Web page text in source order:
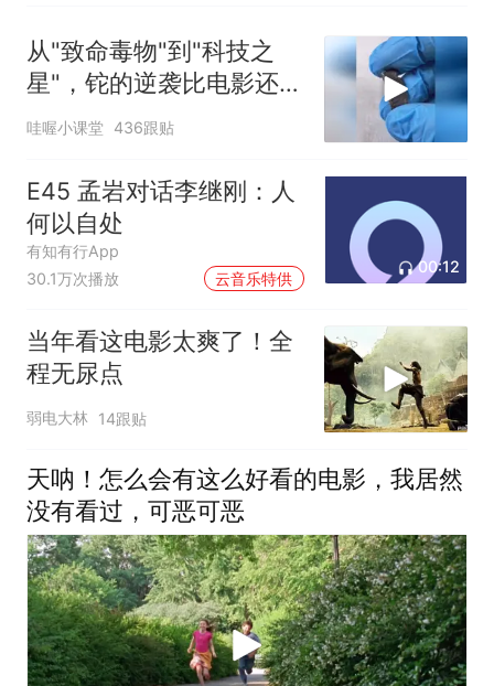
从"致命毒物"到"科技之
星"，铊的逆袭比电影还精
彩！
哇喔小课堂 436跟贴
E45 孟岩对话李继刚：人
何以自处
有知有行App
30.1万次播放
云音乐特供
00:12
当年看这电影太爽了！全
程无尿点
弱电大林 14跟贴
天呐！怎么会有这么好看的电影，我居然
没有看过，可恶可恶